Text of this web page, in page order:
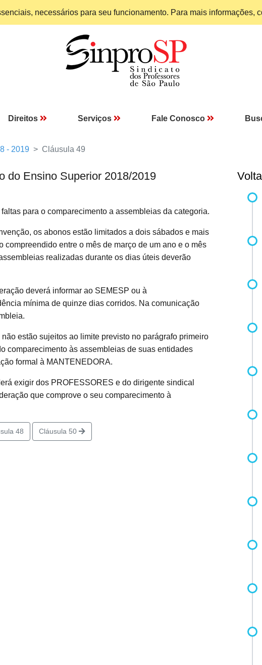
necessários para seu funcionamento. Para mais informações,
Direitos Serviços Fale Conosco
- 2019 Cláusula 49
do Ensino Superior 2018/2019
para o comparecimento a assembleias da categoria.
os abonos estão limitados a dois sábados e mais
entre o mês de março de um ano e o mês
realizadas durante os dias úteis deverão
deverá informar ao SEMESP ou à
mínima de quinze dias corridos. Na comunicação
estão sujeitos ao limite previsto no parágrafo primeiro
comparecimento às assembleias de suas entidades
formal à MANTENEDORA.
exigir dos PROFESSORES e do dirigente sindical
que comprove o seu comparecimento à
48 Cláusula 50